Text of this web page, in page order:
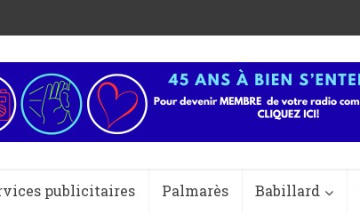
publicitaires Palmarès Babillard